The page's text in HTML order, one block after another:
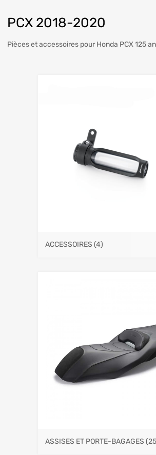
PCX 2018-2020
Pièces et accessoires pour Honda PCX 125
ACCESSOIRES (4)
ASSISES ET PORTE-BAGAGES